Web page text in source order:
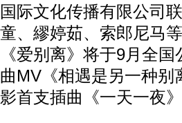
国际文化传播有限公司
童、繆婷茹、索郎尼马
《爱别离》将于9月全
曲MV《相遇是另一种
影首支插曲《一天一夜》